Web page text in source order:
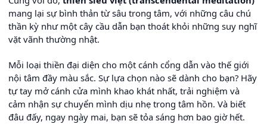
mang lại sự bình thản từ sâu trong tâm, với những câu chú
thần kỳ như một cây cầu dẫn bạn thoát khỏi những suy nghĩ
vặt vãnh thường nhật.
Mỗi loại thiền đại diện cho một cánh cổng dẫn vào thế giới
nội tâm đầy màu sắc. Sự lựa chọn nào sẽ dành cho bạn? Hãy
tự tay mở cánh cửa mình khao khát nhất, trải nghiệm và
cảm nhận sự chuyển mình dịu nhẹ trong tâm hồn. Và biết
đâu đấy, ngay ngày mai, bạn sẽ tỏa sáng hơn bao giờ hết.